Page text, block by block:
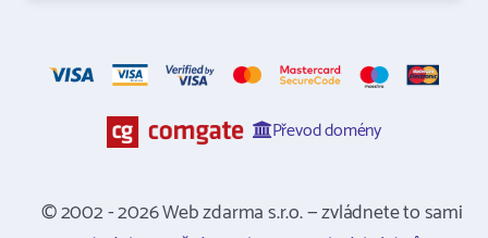
Převod domény
© 2002 - 2026 Web zdarma s.r.o. — zvládnete to sami